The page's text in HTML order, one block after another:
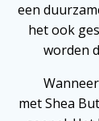
een
het ook
worden
met Shea